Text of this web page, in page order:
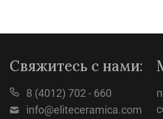
Просмотр
Свяжитесь с нами:
8 (4012) 702 - 660
info@eliteceramica.com